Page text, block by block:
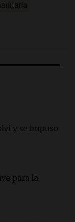
y se impuso
para la